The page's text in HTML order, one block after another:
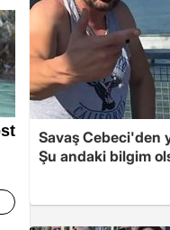
Savaş Cebeci'den
Şu andaki bilgim